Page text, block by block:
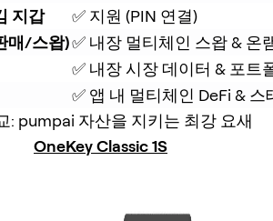
지갑
✅ 지원 (PIN 연결)
매/스왑)✅ 내장 멀티체인 스왑 & 온
✅ 내장 시장 데이터 & 포트
✅ 앱 내 멀티체인 DeFi &
: pumpai 자산을 지키는 최강 요새
OneKey Classic 1S